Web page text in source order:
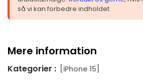
så vi kan forbedre indholdet.
Mere information
Kategorier : [iPhone 15]